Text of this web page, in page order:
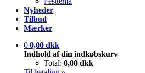
Nyheder
Tilbud
Mærker
0 0,00 dkk
Indhold af din indkøbskurv
Total: 0,00 dkk